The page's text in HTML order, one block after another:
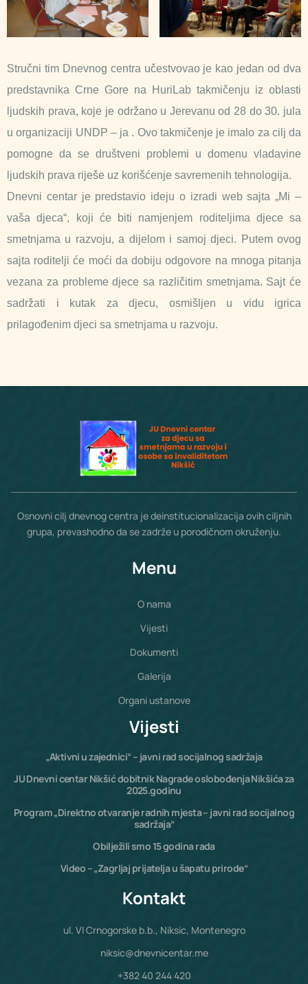
Stručni tim Dnevnog centra učestvovao je kao jedan od dva
predstavnika Crne Gore na HuriLab takmičenju iz oblasti
ljudskih prava, koje je održano u Jerevanu od 28 do 30. jula
u organizaciji UNDP – ja . Ovo takmičenje je imalo za cilj da
pomogne da se društveni problemi u domenu vladavine
ljudskih prava riješe uz korišćenje savremenih tehnologija.
Dnevni centar je predstavio ideju o izradi web sajta „Mi –
vaša djeca“, koji će biti namjenjem roditeljima djece sa
smetnjama u razvoju, a dijelom i samoj djeci. Putem ovog
sajta roditelji će moći da dobiju odgovore na mnoga pitanja
vezana za probleme djece sa različitim smetnjama. Sajt će
sadržati i kutak za djecu, osmišljen u vidu igrica
prilagođenim djeci sa smetnjama u razvoju.
Osnovni cilj dnevnog centra je deinstitucionalizacija ovih ciljnih
grupa, prevashodno da se zadrže u porodičnom okruženju.
Menu
O nama
Vijesti
Dokumenti
Galerija
Organi ustanove
Vijesti
„Aktivni u zajednici“ – javni rad socijalnog sadržaja
JU Dnevni centar Nikšić dobitnik Nagrade oslobođenja Nikšića za
2025.godinu
Program „Direktno otvaranje radnih mjesta – javni rad socijalnog
sadržaja“
Obilježili smo 15 godina rada
Video – „Zagrljaj prijatelja u šapatu prirode“
Kontakt
ul. VI Crnogorske b.b., Niksic, Montenegro
niksic@dnevnicentar.me
+382 40 244 420